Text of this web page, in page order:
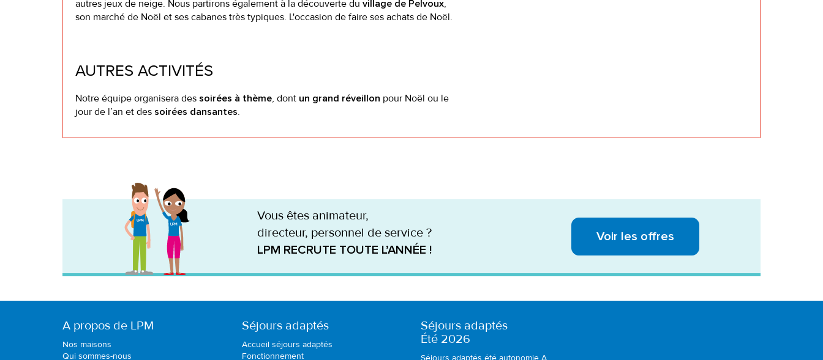
autres jeux de neige. Nous partirons également à la découverte du village de Pelvoux,
son marché de Noël et ses cabanes très typiques. L'occasion de faire ses achats de Noël.
AUTRES ACTIVITÉS
Notre équipe organisera des soirées à thème, dont un grand réveillon pour Noël ou le
jour de l’an et des soirées dansantes.
Vous êtes animateur,
directeur, personnel de service ?
LPM RECRUTE TOUTE L’ANNÉE !
Voir les offres
A propos de LPM
Nos maisons
Qui sommes-nous
Séjours adaptés
Accueil séjours adaptés
Fonctionnement
Séjours adaptés
Été 2026
Séjours adaptés été autonomie A